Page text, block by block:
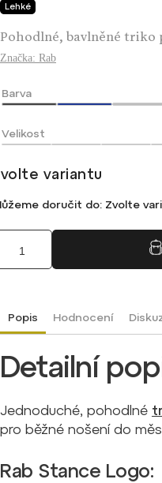
Lehké
Pohodlné, bavlněné
Značka: Rab
Barva
Velikost
variantu
doručit do: Zvolte
Popis Hodnocení
Detailní
Jednoduché, pohodlné
pro běžné nošení do
Rab Stance Logo: